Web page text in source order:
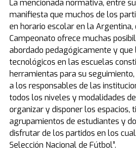
La mencionada normativa, entre
manifiesta que muchos de los
en horario escolar en la Argentina,
Campeonato ofrece muchas
abordado pedagógicamente y que
tecnológicos en las escuelas
herramientas para su
a los responsables de las
todos los niveles y modalidades
organizar y disponer los espacios,
agrupamientos de estudiantes y
disfrutar de los partidos en los
Selección Nacional de Fútbol”.